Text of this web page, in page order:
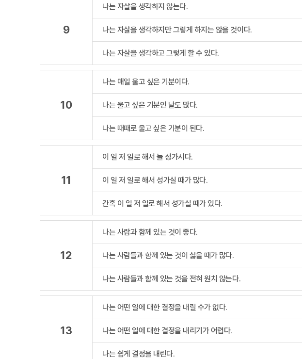
9
나는 자살을 생각하지 않는다.
나는 자살을 생각하지만 그렇게 하지는 않을 것이다.
나는 자살을 생각하고 그렇게 할 수 있다.
10
나는 매일 울고 싶은 기분이다.
나는 울고 싶은 기분인 날도 많다.
나는 때때로 울고 싶은 기분이 된다.
11
이 일 저 일로 해서 늘 성가시다.
이 일 저 일로 해서 성가실 때가 많다.
간혹 이 일 저 일로 해서 성가실 때가 있다.
12
나는 사람과 함께 있는 것이 좋다.
나는 사람들과 함께 있는 것이 싫을 때가 많다.
나는 사람들과 함께 있는 것을 전혀 원치 않는다.
13
나는 어떤 일에 대한 결정을 내릴 수가 없다.
나는 어떤 일에 대한 결정을 내리기가 어렵다.
나는 쉽게 결정을 내린다.